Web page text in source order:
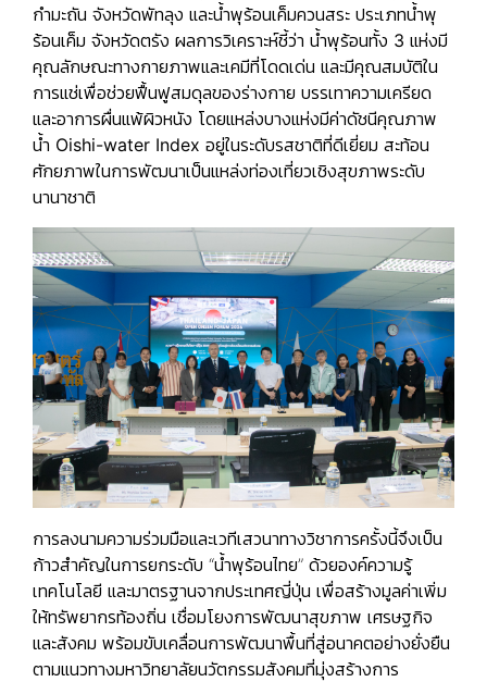
กำมะถัน จังหวัดพัทลุง และน้ำพุร้อนเค็มควนสระ ประเภทน้ำพุ
ร้อนเค็ม จังหวัดตรัง ผลการวิเคราะห์ชี้ว่า น้ำพุร้อนทั้ง 3 แห่งมี
คุณลักษณะทางกายภาพและเคมีที่โดดเด่น และมีคุณสมบัติใน
การแช่เพื่อช่วยฟื้นฟูสมดุลของร่างกาย บรรเทาความเครียด
และอาการผื่นแพ้ผิวหนัง โดยแหล่งบางแห่งมีค่าดัชนีคุณภาพ
น้ำ Oishi-water Index อยู่ในระดับรสชาติที่ดีเยี่ยม สะท้อน
ศักยภาพในการพัฒนาเป็นแหล่งท่องเที่ยวเชิงสุขภาพระดับ
นานาชาติ
การลงนามความร่วมมือและเวทีเสวนาทางวิชาการครั้งนี้จึงเป็น
ก้าวสำคัญในการยกระดับ “น้ำพุร้อนไทย” ด้วยองค์ความรู้
เทคโนโลยี และมาตรฐานจากประเทศญี่ปุ่น เพื่อสร้างมูลค่าเพิ่ม
ให้ทรัพยากรท้องถิ่น เชื่อมโยงการพัฒนาสุขภาพ เศรษฐกิจ
และสังคม พร้อมขับเคลื่อนการพัฒนาพื้นที่สู่อนาคตอย่างยั่งยืน
ตามแนวทางมหาวิทยาลัยนวัตกรรมสังคมที่มุ่งสร้างการ